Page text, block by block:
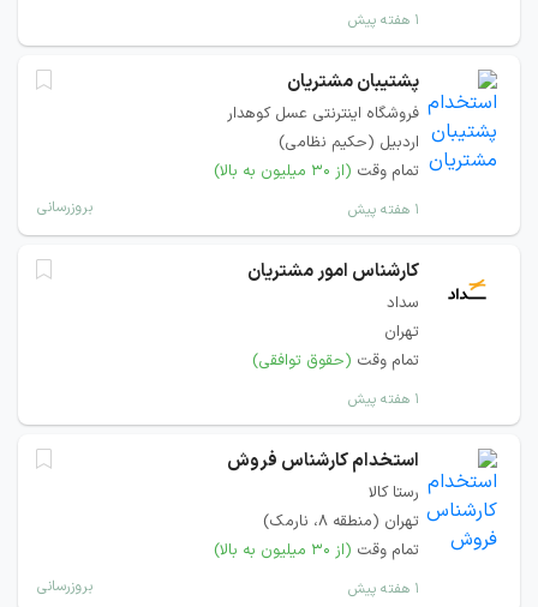
۱ هفته پیش
پشتیبان مشتریان
فروشگاه اینترنتی عسل کوهدار
اردبیل (حکیم نظامی)
تمام وقت (از ۳۰ میلیون به بالا)
۱ هفته پیش بروزرسانی
کارشناس امور مشتریان
سداد
تهران
تمام وقت (حقوق توافقی)
۱ هفته پیش
استخدام کارشناس فروش
رستا کالا
تهران (منطقه ۸، نارمک)
تمام وقت (از ۳۰ میلیون به بالا)
۱ هفته پیش بروزرسانی